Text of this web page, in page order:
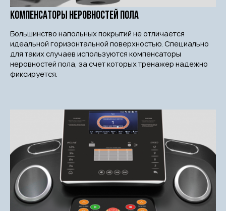
Компенсаторы неровностей пола
Большинство напольных покрытий не отличается
идеальной горизонтальной поверхностью. Специально
для таких случаев используются компенсаторы
неровностей пола, за счет которых тренажер надежно
фиксируется.